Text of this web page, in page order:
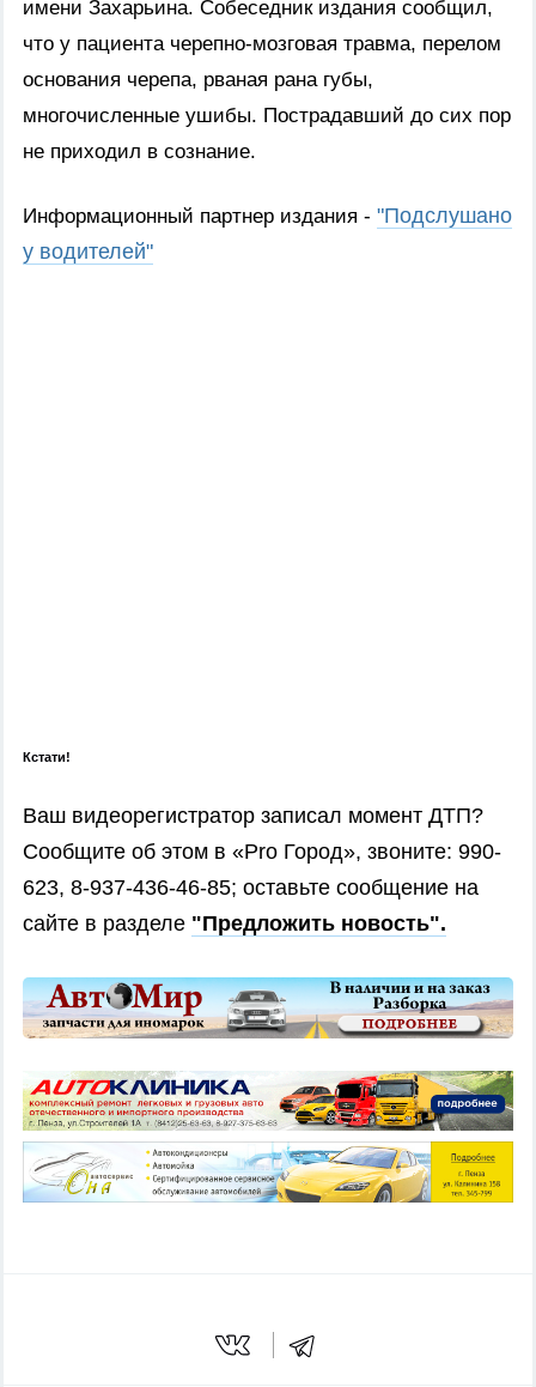
имени Захарьина. Собеседник издания сообщил,
что у пациента черепно-мозговая травма, перелом
основания черепа, рваная рана губы,
многочисленные ушибы. Пострадавший до сих пор
не приходил в сознание.
Информационный партнер издания - "Подслушано
у водителей"
Кстати!
Ваш видеорегистратор записал момент ДТП?
Сообщите об этом в «Pro Город», звоните: 990-
623, 8-937-436-46-85; оставьте сообщение на
сайте в разделе "Предложить новость".